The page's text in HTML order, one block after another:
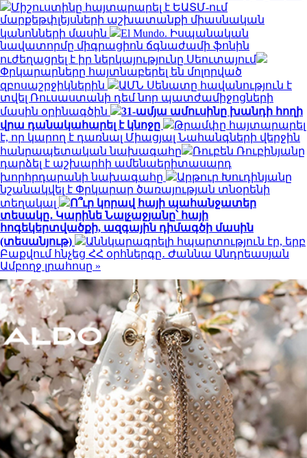
Միշուստինը հայտարարել է ԵԱՏՄ-ում
մարքեթփլեյսների աշխատանքի միասնական
կանոնների մասին
El Mundo. Իսպանական
նավատորմը միգրացիոն ճգնաժամի ֆոնին
ուժեղացրել է իր ներկայությունը Սեուտայում
Փրկարարները հայտնաբերել են մոլորված
զբոսաշրջիկներին
ԱՄՆ Սենատը հավանություն է
տվել Ռուսաստանի դեմ նոր պատժամիջոցների
մասին օրինագծին
31-ամյա ամուսինը խանդի հողի
վրա դանակահարել է կնոջը
Թրամփը հայտարարել
է, որ կարող է դառնալ Միացյալ Նահանգների վերջին
հանրապետական ​​նախագահը
Ռուբեն Ռուբինյանը
դարձել է աշխարհի ամենաերիտասարդ
խորհրդարանի նախագահը
Արթուր Խուդինյանը
նշանակվել է Փրկարար ծառայության տնօրենի
տեղակալ
Ո՞ւր կորավ հայի պահանջատեր
տեսակը․ Կարինե Նալչաջյանը՝ հայի
հոգեկերտվածքի, ազգային դիմագծի մասին
(տեսանյութ)
Աննկարագրելի հպարտություն էր, երբ
Բաքվում հնչեց ՀՀ օրհներգը․ Ժաննա Անդրեասյան
Ամբողջ լրահոսը »